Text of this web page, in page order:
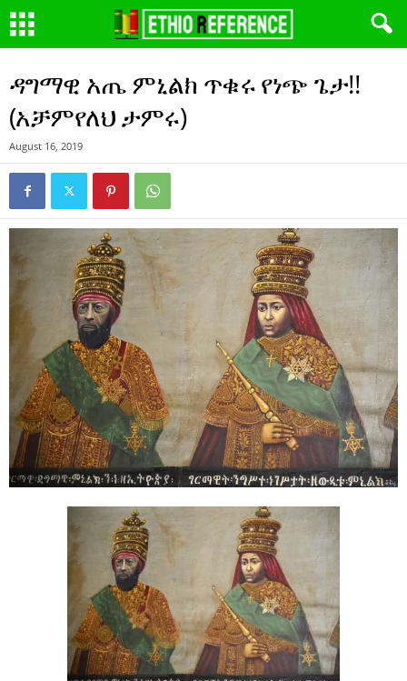
ዳግማዊ አጤ ምኒልክ ጥቁሩ የነጭ ጌታ!!
(አቻምየለህ ታምሩ)
August 16, 2019